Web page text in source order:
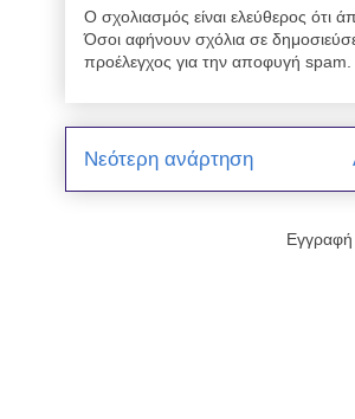
Ο σχολιασμός είναι ελεύθερος ότι
Όσοι αφήνουν σχόλια σε
προέλεγχος για την αποφυγή spam.
Νεότερη ανάρτηση
Εγγραφή